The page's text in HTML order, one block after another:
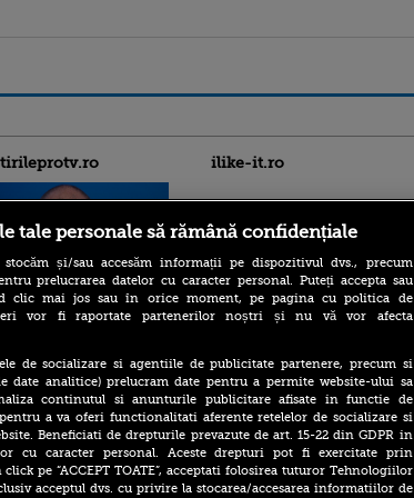
în Bulgaria: dronă
Premierul
Consiliul de
mai frumoase plaje
din Grecia la care
ajunge doar pe jos sau
barca
ilike-it.ro
tale personale să rămână confidențiale
și/sau accesăm informații pe dispozitivul dvs., precum
prelucrarea datelor cu caracter personal. Puteți accepta sau
clic mai jos sau în orice moment, pe pagina cu politica de
vor fi raportate partenerilor noștri și nu vă vor afecta
de socializare si agentiile de publicitate partenere, precum si
analitice) prelucram date pentru a permite website-ului sa
continutul si anunturile publicitare afisate in functie de
a va oferi functionalitati aferente retelelor de socializare si
Beneficiati de drepturile prevazute de art. 15-22 din GDPR in
cu caracter personal. Aceste drepturi pot fi exercitate prin
click pe “ACCEPT TOATE”, acceptati folosirea tuturor Tehnologiilor
acceptul dvs. cu privire la stocarea/accesarea informatiilor de